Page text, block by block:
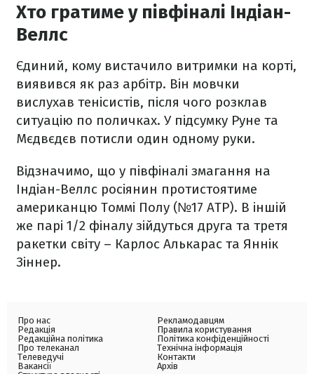
Хто гратиме у півфіналі Індіан-
Веллс
Єдиний, кому вистачило витримки на корті,
виявився як раз арбітр. Він мовчки
вислухав тенісистів, після чого розклав
ситуацію по поличках. У підсумку Руне та
Мєдвєдєв потисли один одному руки.
Відзначимо, що у півфіналі змагання на
Індіан-Веллс росіянин протистоятиме
американцю Томмі Полу (№17 АТР). В іншій
же парі 1/2 фіналу зійдуться друга та третя
ракетки світу – Карлос Алькарас та Яннік
Зіннер.
Про нас
Редакція
Редакційна політика
Про телеканал
Телеведучі
Вакансії
Рекламодавцям
Правила користування
Політика конфіденційності
Технічна інформація
Контакти
Архів